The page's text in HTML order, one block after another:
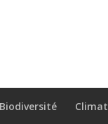
Biodiversité Climat